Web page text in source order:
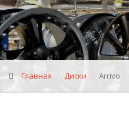
Главная Диски Arrivo